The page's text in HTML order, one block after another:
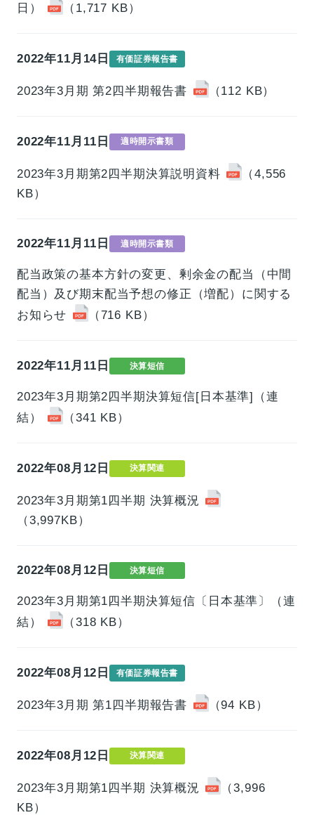
日）
（1,717 KB）
2022年11月14日 有価証券報告書
2023年3月期 第2四半期報告書 （112 KB）
2022年11月11日 適時開示書類
2023年3月期第2四半期決算説明資料
（4,556
KB）
2022年11月11日 適時開示書類
配当政策の基本方針の変更、剰余金の配当（中間
配当）及び期末配当予想の修正（増配）に関する
お知らせ
（716 KB）
2022年11月11日 決算短信
2023年3月期第2四半期決算短信[日本基準]（連
結）
（341 KB）
2022年08月12日 決算関連
2023年3月期第1四半期 決算概況
（3,997KB）
2022年08月12日 決算短信
2023年3月期第1四半期決算短信〔日本基準〕（連
結）
（318 KB）
2022年08月12日 有価証券報告書
2023年3月期 第1四半期報告書 （94 KB）
2022年08月12日 決算関連
2023年3月期第1四半期 決算概況
（3,996
KB）